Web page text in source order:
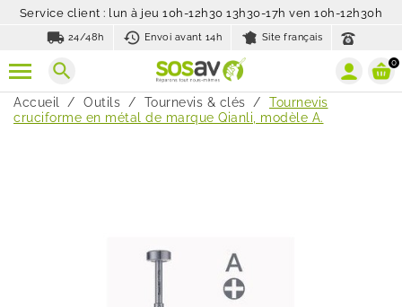
Service client : lun à jeu 10h-12h30 13h30-17h ven 10h-12h30h
local_shipping 24/48h history_toggle_off
Envoi avant 14h Site français
search 0
Accueil Outils Tournevis & clés
Tournevis
cruciforme en métal de marque Qianli, modèle A.